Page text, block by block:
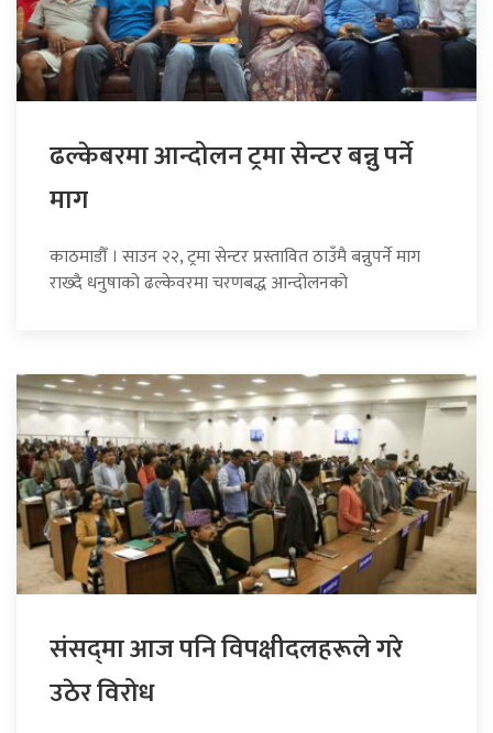
ढल्केबरमा आन्दोलन ट्रमा सेन्टर बन्नु पर्ने
माग
काठमाडौँ । साउन २२, ट्रमा सेन्टर प्रस्तावित ठाउँमै बन्नुपर्ने माग
राख्दै धनुषाको ढल्केवरमा चरणबद्ध आन्दोलनको
संसद्‍मा आज पनि विपक्षीदलहरूले गरे
उठेर विरोध